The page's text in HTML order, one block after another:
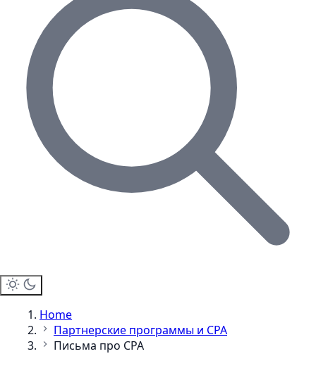
Home
Партнерские программы и CPA
Письма про CPA